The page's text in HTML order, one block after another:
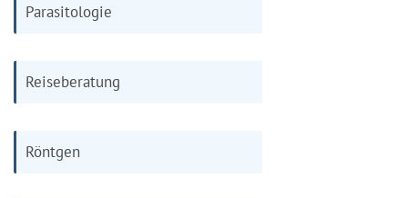
Parasitologie
Reiseberatung
Röntgen